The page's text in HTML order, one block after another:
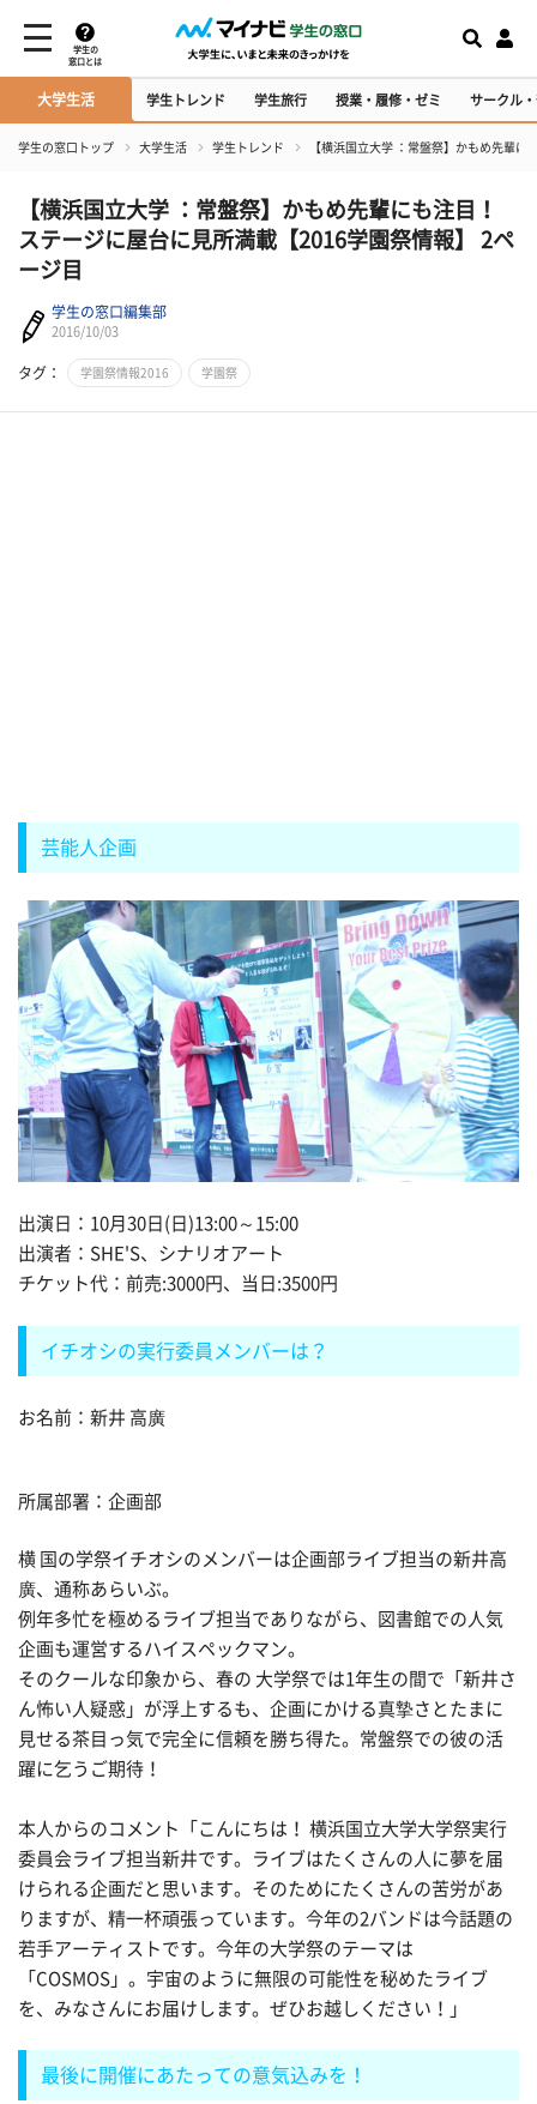
学生の
窓口とは
大学生活 学生トレンド 学生旅行 授業・履修・ゼミ サークル
学生の窓口トップ 大学生活 学生トレンド 【横浜国立大学 ：常盤祭】かもめ先輩
【横浜国立大学 ：常盤祭】かもめ先輩にも注目！
ステージに屋台に見所満載【2016学園祭情報】 2ペ
ージ目
学生の窓口編集部
2016/10/03
タグ： 学園祭情報2016 学園祭
芸能人企画
出演日：10月30日(日)13:00～15:00
出演者：SHE'S、シナリオアート
チケット代：前売:3000円、当日:3500円
イチオシの実行委員メンバーは？
お名前：新井 高廣
所属部署：企画部
横 国 の学祭イチオシのメンバーは企画部ライブ担当の新井高
廣、通称あらいぶ。
例年多忙を極めるライブ担当でありながら、図書館での人気
企画も運営するハイスペックマン。
そのクールな印象から、春の 大学祭では1年生の間で「新井さ
ん怖い人疑惑」が浮上するも、企画にかける真摯さとたまに
見せる茶目っ気で完全に信頼を勝ち得た。常盤祭での彼の活
躍に乞うご期待！
本人からのコメント「こんにちは！ 横浜 国 立大学大学祭実行
委員会ライブ担当新井です。ライブはたくさんの人に夢を届
けられる企画だと思います。そのためにたくさんの苦労があ
りますが、精一杯頑張っています。今年の2バンドは今話題の
若手アーティストです。今年の大学祭のテーマは
「COSMOS」。宇宙のように無限の可能性を秘めたライブ
を、みなさんにお届けします。ぜひお越しください！」
最後に開催にあたっての意気込みを！